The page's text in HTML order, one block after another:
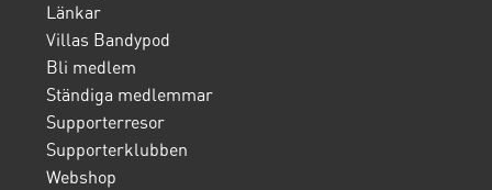
Länkar
Villas Bandypod
Bli medlem
Ständiga medlemmar
Supporterresor
Supporterklubben
Webshop